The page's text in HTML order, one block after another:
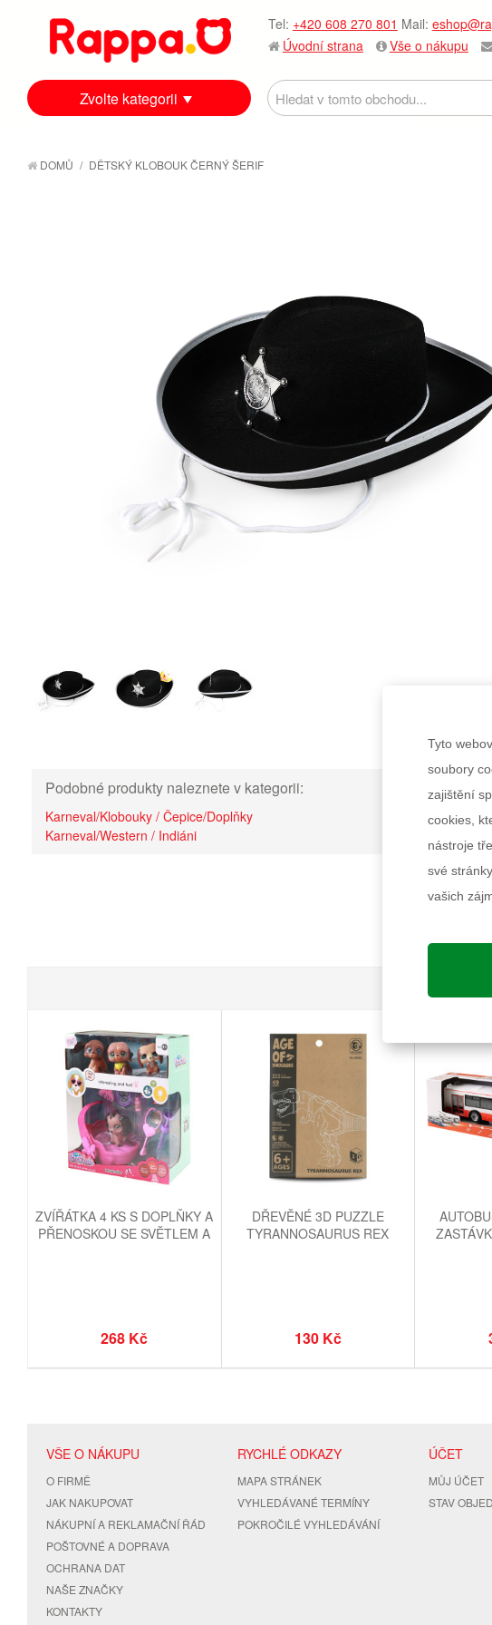
Tel: +420 608 270 801 Mail:
Úvodní strana
Vše o nákupu
Zvolte kategorii
DOMŮ / DĚTSKÝ KLOBOUK ČERNÝ ŠERIF
Podobné produkty naleznete v kategorii:
Karneval/Klobouky / Čepice/Doplňky
Karneval/Western / Indiáni
ZVÍŘÁTKA 4 KS S DOPLŇKY A
PŘENOSKOU SE SVĚTLEM A
268 Kč
DŘEVĚNÉ 3D PUZZLE
TYRANNOSAURUS REX
130 Kč
VŠE O NÁKUPU
O FIRMĚ
JAK NAKUPOVAT
NÁKUPNÍ A REKLAMAČNÍ ŘÁD
POŠTOVNÉ A DOPRAVA
OCHRANA DAT
NAŠE ZNAČKY
KONTAKTY
RYCHLÉ ODKAZY
MAPA STRÁNEK
VYHLEDÁVANÉ TERMÍNY
POKROČILÉ VYHLEDÁVÁNÍ
ÚČET
MŮJ ÚČET
STAV
Tyto
soubory
zajištění
cookies,
nástroje
své
vašich